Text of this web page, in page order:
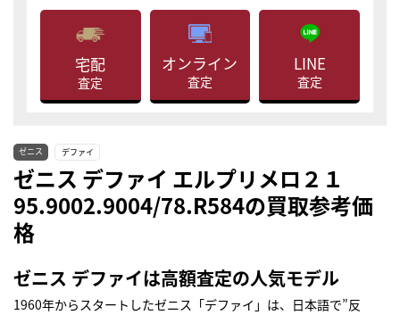
宅配
査定
オンライン
査定
LINE
査定
ゼニス デファイ
ゼニス デファイ エルプリメロ２１
95.9002.9004/78.R584の買取参考価
格
ゼニス デファイは高額査定の人気モデル
1960年からスタートしたゼニス「デファイ」は、日本語で”反